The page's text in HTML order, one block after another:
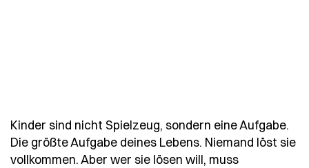
Kinder sind nicht Spielzeug, sondern eine Aufgabe.
Die größte Aufgabe deines Lebens. Niemand löst sie
vollkommen. Aber wer sie lösen will, muss